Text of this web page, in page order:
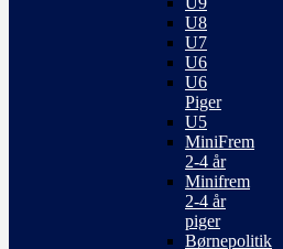
U8
U7
U6
U6
Piger
U5
MiniFrem
2-4 år
Minifrem
2-4 år
piger
Børnepolitik